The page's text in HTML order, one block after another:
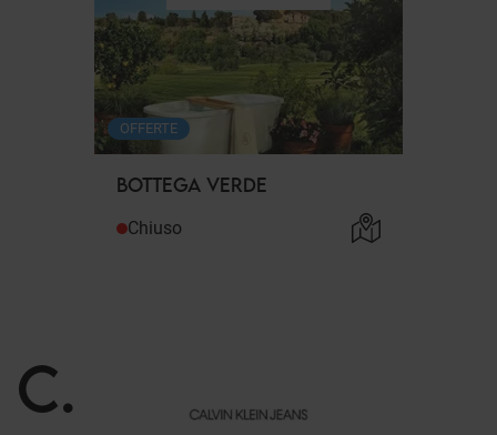
BOTTEGA VERDE
OFFERTE
Chiuso
C.